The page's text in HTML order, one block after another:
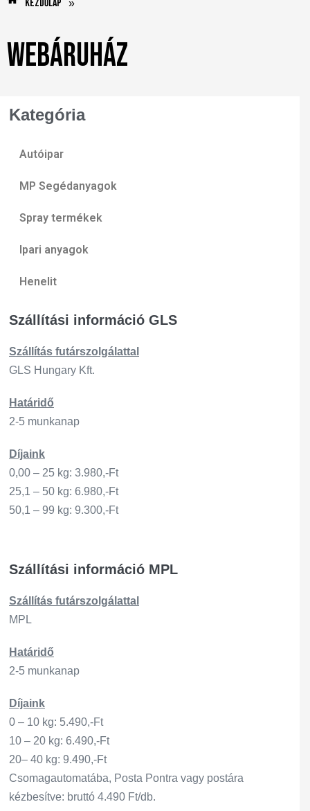
Kezdőlap »
Webáruház
Kategória
Autóipar
MP Segédanyagok
Spray termékek
Ipari anyagok
Henelit
Szállítási információ GLS
Szállítás futárszo lgálattal
GLS Hungary Kft.
Határidő
2-5 munkanap
Díjaink
0,00 – 25 kg: 3.980,-Ft
25,1 – 50 kg: 6.980,-Ft
50,1 – 99 kg: 9.300,-Ft
Szállítási információ MPL
Szállítás futárszo lgálattal
MPL
Határidő
2-5 munkanap
Díjaink
0 – 10 kg: 5.490,-Ft
10 – 20 kg: 6.490,-Ft
20– 40 kg: 9.490,-Ft
Csomagautomatába, Posta Pontra vagy postára
kézbesítve: bruttó 4.490 Ft/db.